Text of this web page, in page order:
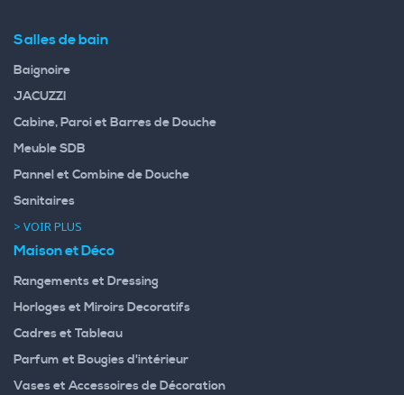
Salles de bain
Baignoire
JACUZZI
Cabine, Paroi et Barres de Douche
Meuble SDB
Pannel et Combine de Douche
Sanitaires
> VOIR PLUS
Maison et Déco
Rangements et Dressing
Horloges et Miroirs Decoratifs
Cadres et Tableau
Parfum et Bougies d'intérieur
Vases et Accessoires de Décoration